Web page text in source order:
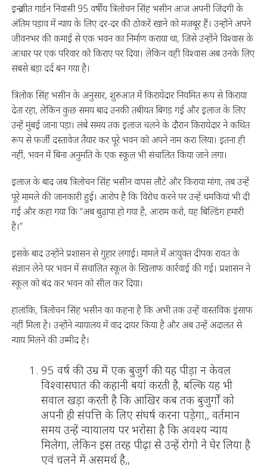
इन्द्रजीत गार्डन निवासी 95 वर्षीय त्रिलोचन सिंह भसीन आज अपनी जिंदगी के
अंतिम पड़ाव में न्याय के लिए दर-दर की ठोकरें खाने को मजबूर हैं। उन्होंने अपने
जीवनभर की कमाई से एक भवन का निर्माण कराया था, जिसे उन्होंने विश्वास के
आधार पर एक परिवार को किराए पर दिया। लेकिन वही विश्वास अब उनके लिए
सबसे बड़ा दर्द बन गया है।
त्रिलोक सिंह भसीन के अनुसार, शुरुआत में किरायेदार नियमित रूप से किराया
देता रहा, लेकिन कुछ समय बाद उनकी तबीयत बिगड़ गई और इलाज के लिए
उन्हें मुंबई जाना पड़ा। लंबे समय तक इलाज चलने के दौरान किरायेदार ने कथित
रूप से फर्जी दस्तावेज तैयार कर पूरे भवन को अपने नाम करा लिया। इतना ही
नहीं, भवन में बिना अनुमति के एक स्कूल भी संचालित किया जाने लगा।
इलाज के बाद जब त्रिलोचन सिंह भसीन वापस लौटे और किराया मांगा, तब उन्हें
पूरे मामले की जानकारी हुई। आरोप है कि विरोध करने पर उन्हें धमकियां भी दी
गईं और कहा गया कि “अब बुढ़ापा हो गया है, आराम करो, यह बिल्डिंग हमारी
है।”
इसके बाद उन्होंने प्रशासन से गुहार लगाई। मामले में आयुक्त दीपक रावत के
संज्ञान लेने पर भवन में संचालित स्कूल के खिलाफ कार्रवाई की गई। प्रशासन ने
स्कूल को बंद कर भवन को सील कर दिया।
हालांकि, त्रिलोचन सिंह भसीन का कहना है कि अभी तक उन्हें वास्तविक इंसाफ
नहीं मिला है। उन्होंने न्यायालय में वाद दायर किया है और अब उन्हें अदालत से
न्याय मिलने की उम्मीद है।
95 वर्ष की उम्र में एक बुजुर्ग की यह पीड़ा न केवल
विश्वासघात की कहानी बयां करती है, बल्कि यह भी
सवाल खड़ा करती है कि आखिर कब तक बुजुर्गों को
अपनी ही संपत्ति के लिए संघर्ष करना पड़ेगा,, वर्तमान
समय उन्हें न्यायालय पर भरोसा है कि अवश्य न्याय
मिलेगा, लेकिन इस तरह पीढ़ा से उन्हें रोगो ने घेर लिया है
एवं चलने में असमर्थ है,,